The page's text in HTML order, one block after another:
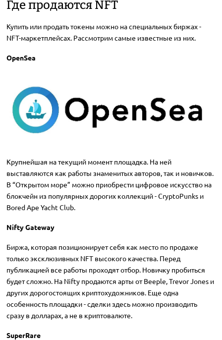
Где продаются NFT
Купить или продать токены можно на специальных биржах -
NFT-маркетплейсах. Рассмотрим самые известные из них.
OpenSea
Крупнейшая на текущий момент площадка. На ней
выставляются как работы знаменитых авторов, так и новичков.
В “Открытом море” можно приобрести цифровое искусство на
блокчейн из популярных дорогих коллекций - CryptoPunks и
Bored Ape Yacht Club.
Nifty Gateway
Биржа, которая позиционирует себя как место по продаже
только эксклюзивных NFT высокого качества. Перед
публикацией все работы проходят отбор. Новичку пробиться
будет сложно. На Nifty продаются арты от Beeple, Trevor Jones и
других дорогостоящих криптохудожников. Еще одна
особенность площадки - сделки здесь можно производить
сразу в долларах, а не в криптовалюте.
SuperRare